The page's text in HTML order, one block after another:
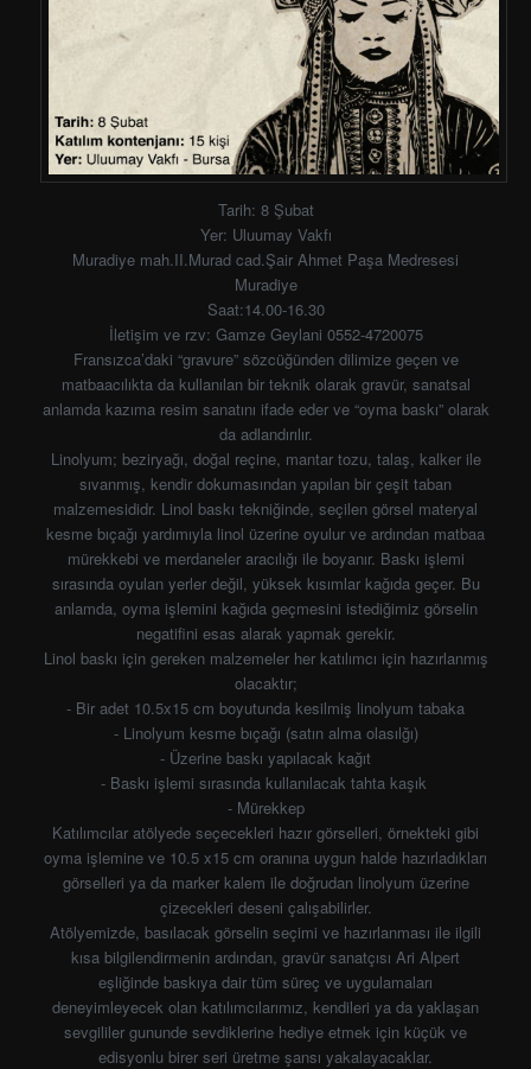
Tarih: 8 Şubat
Yer: Uluumay Vakfı
Muradiye mah.II.Murad cad.Şair Ahmet Paşa Medresesi
Muradiye
Saat:14.00-16.30
İletişim ve rzv: Gamze Geylani 0552-4720075
Fransızca’daki “gravure” sözcüğünden dilimize geçen ve
matbaacılıkta da kullanılan bir teknik olarak gravür, sanatsal
anlamda kazıma resim sanatını ifade eder ve “oyma baskı” olarak
da adlandırılır.
Linolyum; beziryağı, doğal reçine, mantar tozu, talaş, kalker ile
sıvanmış, kendir dokumasından yapılan bir çeşit taban
malzemesididr. Linol baskı tekniğinde, seçilen görsel materyal
kesme bıçağı yardımıyla linol üzerine oyulur ve ardından matbaa
mürekkebi ve merdaneler aracılığı ile boyanır. Baskı işlemi
sırasında oyulan yerler değil, yüksek kısımlar kağıda geçer. Bu
anlamda, oyma işlemini kağıda geçmesini istediğimiz görselin
negatifini esas alarak yapmak gerekir.
Linol baskı için gereken malzemeler her katılımcı için hazırlanmış
olacaktır;
- Bir adet 10.5x15 cm boyutunda kesilmiş linolyum tabaka
- Linolyum kesme bıçağı (satın alma olasılğı)
- Üzerine baskı yapılacak kağıt
- Baskı işlemi sırasında kullanılacak tahta kaşık
- Mürekkep
Katılımcılar atölyede seçecekleri hazır görselleri, örnekteki gibi
oyma işlemine ve 10.5 x15 cm oranına uygun halde hazırladıkları
görselleri ya da marker kalem ile doğrudan linolyum üzerine
çizecekleri deseni çalışabilirler.
Atölyemizde, basılacak görselin seçimi ve hazırlanması ile ilgili
kısa bilgilendirmenin ardından, gravür sanatçısı Ari Alpert
eşliğinde baskıya dair tüm süreç ve uygulamaları
deneyimleyecek olan katılımcılarımız, kendileri ya da yaklaşan
sevgililer gununde sevdiklerine hediye etmek için küçük ve
edisyonlu birer seri üretme şansı yakalayacaklar.